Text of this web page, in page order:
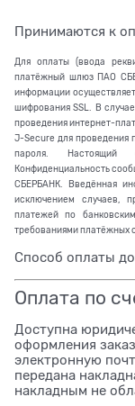
Принимаются к
Для оплаты (ввода
платёжный шлюз ПАО
информации
шифрования SSL. В
проведения интернет-
J-Secure для проведения
пароля. Настоящий
Конфиденциальность
СБЕРБАНК. Введённая
исключением случаев,
платежей по
требованиями платёжных
Способ оплаты
Оплата по
Доступна
оформления
электронную
передана
накладным не